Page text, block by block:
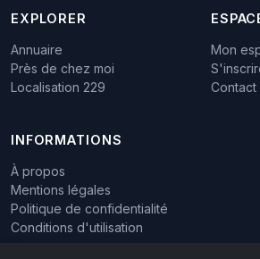
EXPLORER
Annuaire
Près de chez moi
Localisation 229
Mon
Contact
INFORMATIONS
À propos
Mentions légales
Politique de confidentialité
Conditions d'utilisation